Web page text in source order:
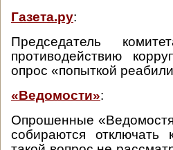
Газета.ру:
Председатель
противодействию
опрос «попыткой
«Ведомости»:
Опрошенные
собираются отключать